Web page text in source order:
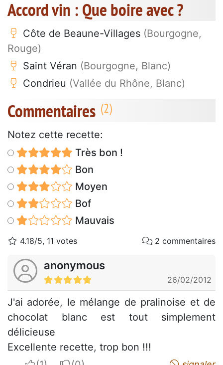
Accord vin : Que boire avec ?
Côte de Beaune-Villages (Bourgogne,
Rouge)
Saint Véran (Bourgogne, Blanc)
Condrieu (Vallée du Rhône, Blanc)
Commentaires
Notez cette recette:
Très bon !
Bon
Moyen
Bof
Mauvais
4.18/5, 11 votes 2 commentaires
anonymous
26/02/2012
J'ai adorée, le mélange de pralinoise et de
chocolat blanc est tout simplement
délicieuse
Excellente recette, trop bon !!!